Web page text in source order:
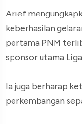
Arief
keberhasilan
pertama PNM
sponsor utama
Ia juga berharap
perkembangan